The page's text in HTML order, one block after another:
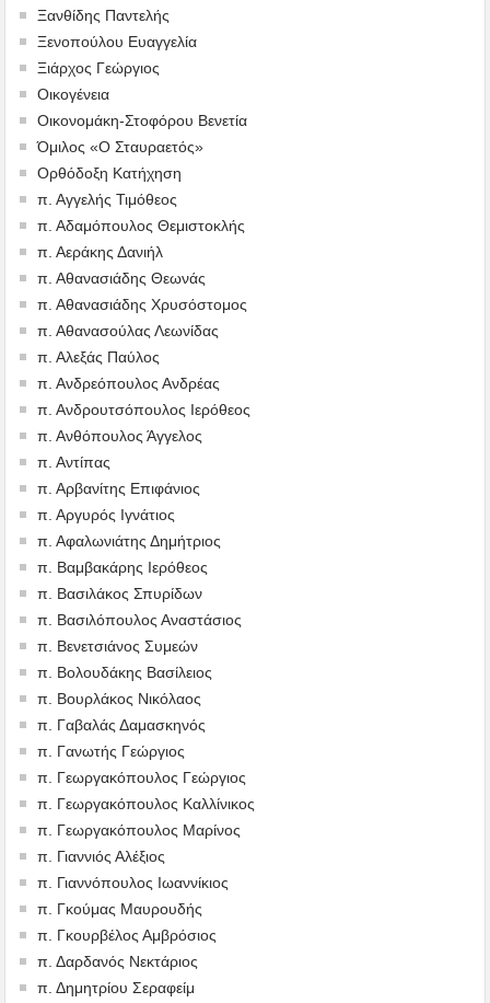
Ξανθίδης Παντελής
Ξενοπούλου Ευαγγελία
Ξιάρχος Γεώργιος
Οικογένεια
Οικονομάκη-Στοφόρου Βενετία
Όμιλος «Ο Σταυραετός»
Ορθόδοξη Κατήχηση
π. Αγγελής Τιμόθεος
π. Αδαμόπουλος Θεμιστοκλής
π. Αεράκης Δανιήλ
π. Αθανασιάδης Θεωνάς
π. Αθανασιάδης Χρυσόστομος
π. Αθανασούλας Λεωνίδας
π. Αλεξάς Παύλος
π. Ανδρεόπουλος Ανδρέας
π. Ανδρουτσόπουλος Ιερόθεος
π. Ανθόπουλος Άγγελος
π. Αντίπας
π. Αρβανίτης Επιφάνιος
π. Αργυρός Ιγνάτιος
π. Αφαλωνιάτης Δημήτριος
π. Βαμβακάρης Ιερόθεος
π. Βασιλάκος Σπυρίδων
π. Βασιλόπουλος Αναστάσιος
π. Βενετσιάνος Συμεών
π. Βολουδάκης Βασίλειος
π. Βουρλάκος Νικόλαος
π. Γαβαλάς Δαμασκηνός
π. Γανωτής Γεώργιος
π. Γεωργακόπουλος Γεώργιος
π. Γεωργακόπουλος Καλλίνικος
π. Γεωργακόπουλος Μαρίνος
π. Γιαννιός Αλέξιος
π. Γιαννόπουλος Ιωαννίκιος
π. Γκούμας Μαυρουδής
π. Γκουρβέλος Αμβρόσιος
π. Δαρδανός Νεκτάριος
π. Δημητρίου Σεραφείμ